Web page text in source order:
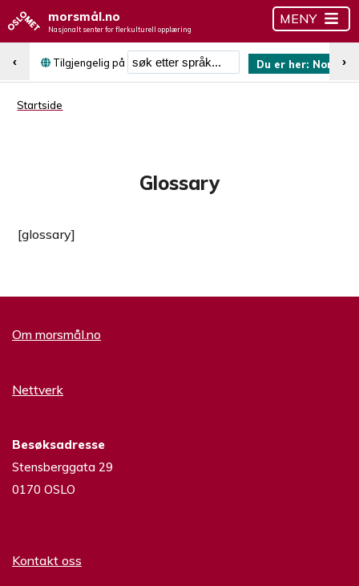
morsmål.no
Nasjonalt senter for flerkulturell opplæring
MENY
Tilgjengelig på
Søk etter språk
Du er her: Norsk
‹ ›
Startside
Glossary
[glossary]
Om morsmål.no
Nettverk
Besøksadresse
Stensberggata 29
0170 OSLO
Kontakt oss